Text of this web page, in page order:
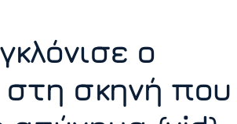
ο
σκηνή που